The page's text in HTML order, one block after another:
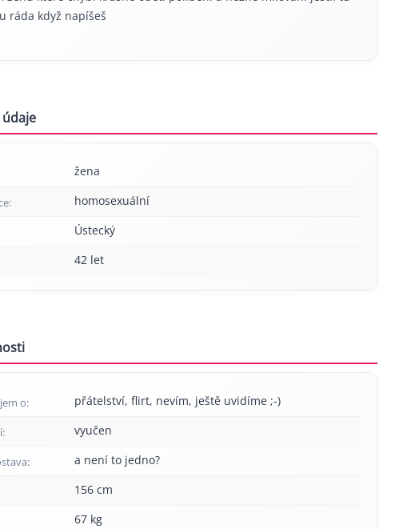
ráda když napíšeš
žena
homosexuální
Ústecký
42 let
o: přátelství, flirt, nevím, ještě uvidíme ;-)
vyučen
a není to jedno?
156 cm
67 kg